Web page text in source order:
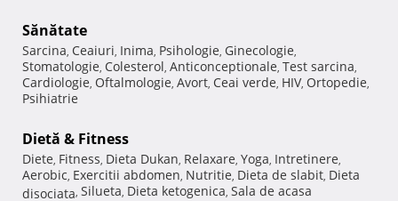
Sănătate
Sarcina, Ceaiuri, Inima, Psihologie, Ginecologie,
Stomatologie, Colesterol, Anticonceptionale, Test sarcina,
Cardiologie, Oftalmologie, Avort, Ceai verde, HIV, Ortopedie,
Psihiatrie
Dietă & Fitness
Diete, Fitness, Dieta Dukan, Relaxare, Yoga, Intretinere,
Aerobic, Exercitii abdomen, Nutritie, Dieta de slabit, Dieta
disociata, Silueta, Dieta ketogenica, Sala de acasa